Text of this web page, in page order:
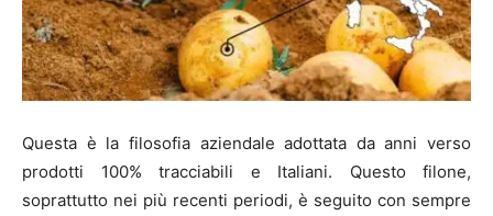
Questa è la filosofia aziendale adottata da anni verso
prodotti 100% tracciabili e Italiani. Questo filone,
soprattutto nei più recenti periodi, è seguito con sempre